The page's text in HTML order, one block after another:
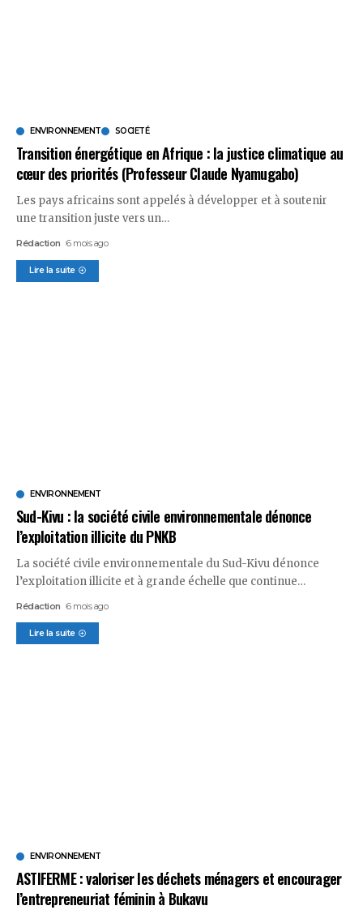
ENVIRONNEMENT SOCIETÉ
Transition énergétique en Afrique : la justice climatique au
cœur des priorités (Professeur Claude Nyamugabo)
Les pays africains sont appelés à développer et à soutenir
une transition juste vers un…
Rédaction 6 mois ago
Lire la suite
ENVIRONNEMENT
Sud-Kivu : la société civile environnementale dénonce
l’exploitation illicite du PNKB
La société civile environnementale du Sud-Kivu dénonce
l’exploitation illicite et à grande échelle que continue…
Rédaction 6 mois ago
Lire la suite
ENVIRONNEMENT
ASTIFERME : valoriser les déchets ménagers et encourager
l’entrepreneuriat féminin à Bukavu